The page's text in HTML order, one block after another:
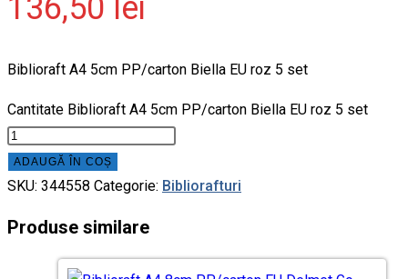
136,50 lei
Biblioraft A4 5cm PP/carton Biella EU roz 5 set
Cantitate Biblioraft A4 5cm PP/carton Biella EU roz 5 set
ADAUGĂ ÎN COȘ
SKU: 344558 Categorie: Bibliorafturi
Produse similare